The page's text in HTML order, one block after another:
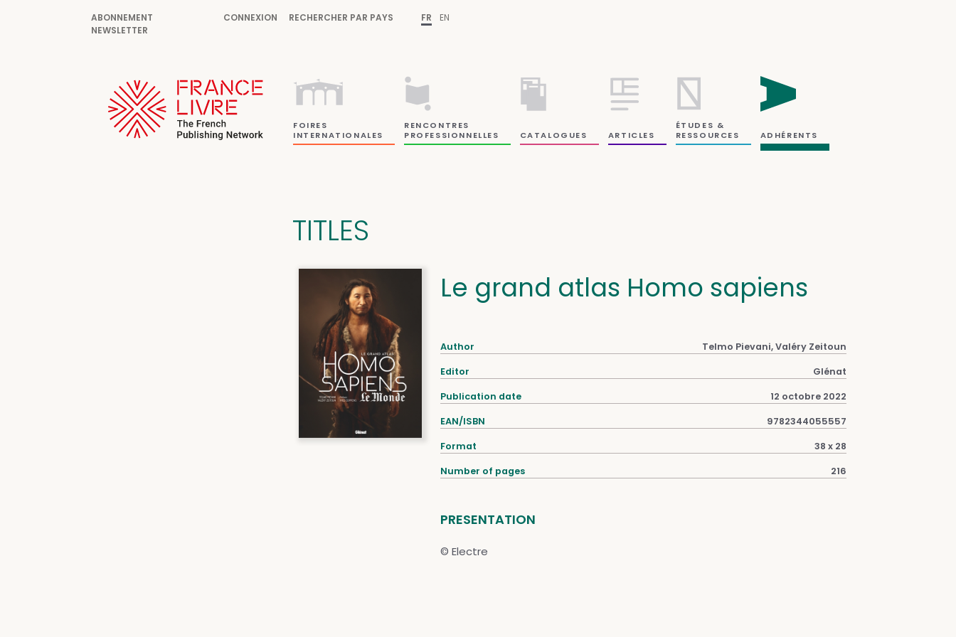
ABONNEMENT
NEWSLETTER
CONNEXION RECHERCHER PAR PAYS FR EN
FOIRES
INTERNATIONALES
RENCONTRES
PROFESSIONNELLES
CATALOGUES ARTICLES
ÉTUDES &
RESSOURCES
ADHÉRENTS
TITLES
Le grand atlas Homo sapiens
Author Telmo Pievani, Valéry Zeitoun
Editor Glénat
Publication date 12 octobre 2022
EAN/ISBN 9782344055557
Format 38 x 28
Number of pages 216
PRESENTATION
© Electre